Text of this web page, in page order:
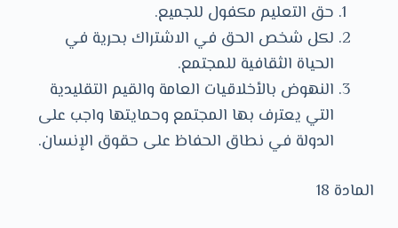
حق التعليم مكفول للجميع.
لكل شخص الحق في الاشتراك بحرية في
الحياة الثقافية للمجتمع.
النهوض بالأخلاقيات العامة والقيم التقليدية
التي يعترف بها المجتمع وحمايتها واجب على
الدولة في نطاق الحفاظ على حقوق الإنسان.
المادة 18